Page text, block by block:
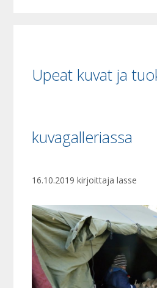
Upeat kuvat ja
kuvagalleriassa
16.10.2019 kirjoittajalasse